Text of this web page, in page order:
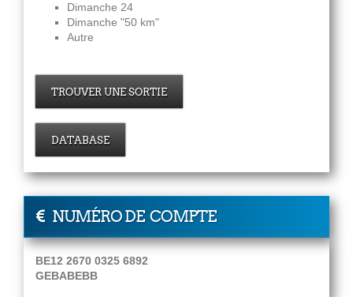
Dimanche 24
Dimanche "50 km"
Autre
TROUVER UNE SORTIE
DATABASE
NUMÉRO DE COMPTE
BE12 2670 0325 6892
GEBABEBB